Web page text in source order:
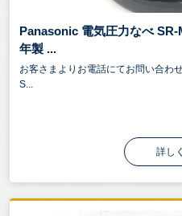
Panasonic 電気圧力なべ
年製 ...
お客さまよりお電話にてお問い合わ
S...
詳し